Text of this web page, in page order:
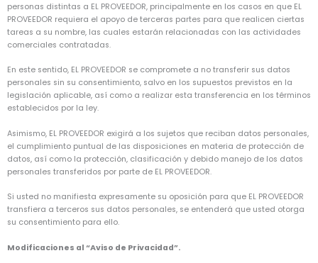
personas distintas a EL PROVEEDOR, principalmente en los casos en que EL
PROVEEDOR requiera el apoyo de terceras partes para que realicen ciertas
tareas a su nombre, las cuales estarán relacionadas con las actividades
comerciales contratadas.
En este sentido, EL PROVEEDOR se compromete a no transferir sus datos
personales sin su consentimiento, salvo en los supuestos previstos en la
legislación aplicable, así como a realizar esta transferencia en los términos
establecidos por la ley.
Asimismo, EL PROVEEDOR exigirá a los sujetos que reciban datos personales,
el cumplimiento puntual de las disposiciones en materia de protección de
datos, así como la protección, clasificación y debido manejo de los datos
personales transferidos por parte de EL PROVEEDOR.
Si usted no manifiesta expresamente su oposición para que EL PROVEEDOR
transfiera a terceros sus datos personales, se entenderá que usted otorga
su consentimiento para ello.
Modificaciones al “Aviso de Privacidad”.